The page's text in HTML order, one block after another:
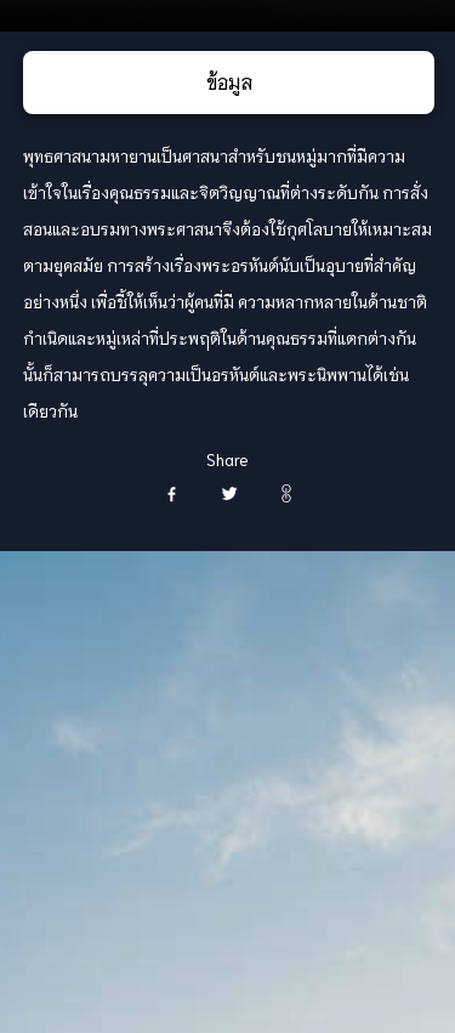
Share
ข้อมูล
พุทธศาสนามหายานเป็นศาสนาสำหรับชนหมู่มากที่มีความ
เข้าใจในเรื่องคุณธรรมและจิตวิญญาณที่ต่างระดับกัน การสั่ง
สอนและอบรมทางพระศาสนาจึงต้องใช้กุศโลบายให้เหมาะสม
ตามยุคสมัย การสร้างเรื่องพระอรหันต์นับเป็นอุบายที่สำคัญ
อย่างหนึ่ง เพื่อชี้ให้เห็นว่าผู้คนที่มี ความหลากหลายในด้านชาติ
กำเนิดและหมู่เหล่าที่ประพฤติในด้านคุณธรรมที่แตกต่างกัน
นั้นก็สามารถบรรลุความเป็นอรหันต์และพระนิพพานได้เช่น
เดียวกัน